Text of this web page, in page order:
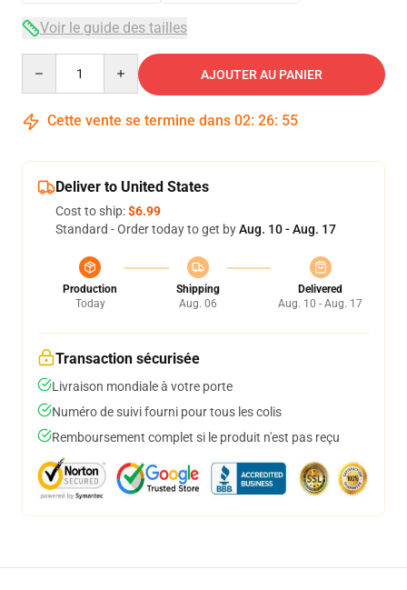
Voir le guide des tailles
AJOUTER AU PANIER
Cette vente se termine dans 02: 26: 54
Deliver to United States
Cost to ship:$6.99
Standard - Order today to get byAug. 10 - Aug. 17
Production
Today
Shipping
Aug. 06
Delivered
Aug. 10 - Aug. 17
Transaction sécurisée
Livraison mondiale à votre porte
Numéro de suivi fourni pour tous les colis
Remboursement complet si le produit n'est pas reçu